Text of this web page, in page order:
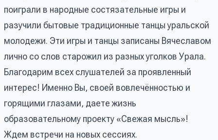
поиграли в народные состязательные игры и
разучили бытовые традиционные танцы уральской
молодежи. Эти игры и танцы записаны Вячеславом
лично со слов старожил из разных уголков Урала.
Благодарим всех слушателей за проявленный
интерес! Именно Вы, своей вовлечённостью и
горящими глазами, даете жизнь
образовательному проекту «Свежая мысль»!
Ждем встречи на новых сессиях.